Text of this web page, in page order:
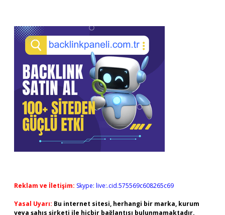
Reklam ve İletişim: Skype: live:.cid.575569c608265c69
Yasal Uyarı: Bu internet sitesi, herhangi bir marka, kurum
veya şahıs şirketi ile hiçbir bağlantısı bulunmamaktadır.